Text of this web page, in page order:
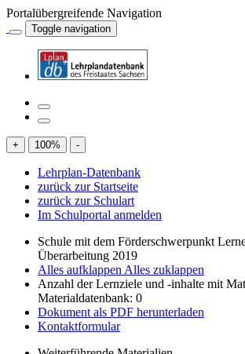
Portalübergreifende Navigation
Toggle navigation
+ 100% -
Lehrplan-Datenbank
zurück zur Startseite
zurück zur Schulart
Im Schulportal anmelden
Schule mit dem Förderschwerpunkt
Überarbeitung 2019
Alles aufklappen Alles zuklappen
Anzahl der Lernziele und -inhalte mit
Materialdatenbank: 0
Dokument als PDF herunterladen
Kontaktformular